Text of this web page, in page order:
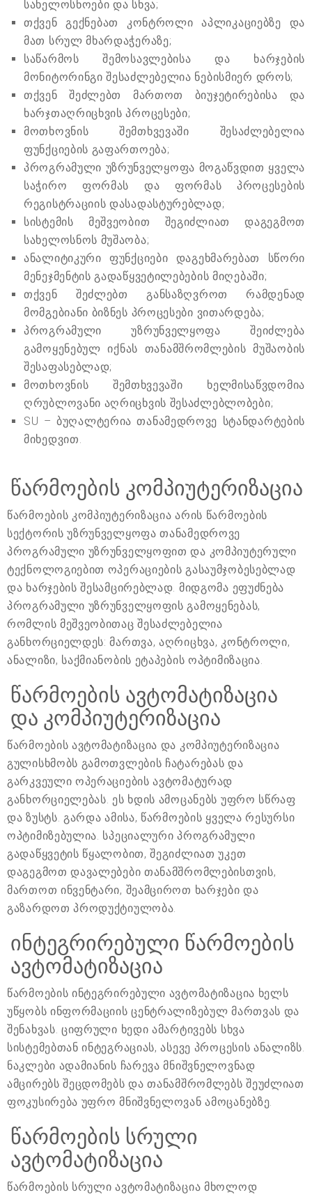
სახელოსნოები და სხვა;
თქვენ გექნებათ კონტროლი აპლიკაციებზე და
მათ სრულ მხარდაჭერაზე;
საწარმოს შემოსავლებისა და ხარჯების
მონიტორინგი შესაძლებელია ნებისმიერ დროს;
თქვენ შეძლებთ მართოთ ბიუჯეტირებისა და
ხარჯთაღრიცხვის პროცესები;
მოთხოვნის შემთხვევაში შესაძლებელია
ფუნქციების გაფართოება;
პროგრამული უზრუნველყოფა მოგაწვდით ყველა
საჭირო ფორმას და ფორმას პროცესების
რეგისტრაციის დასადასტურებლად;
სისტემის მეშვეობით შეგიძლიათ დაგეგმოთ
სახელოსნოს მუშაობა;
ანალიტიკური ფუნქციები დაგეხმარებათ სწორი
მენეჯმენტის გადაწყვეტილებების მიღებაში;
თქვენ შეძლებთ განსაზღვროთ რამდენად
მომგებიანი ბიზნეს პროცესები ვითარდება;
პროგრამული უზრუნველყოფა შეიძლება
გამოყენებულ იქნას თანამშრომლების მუშაობის
შესაფასებლად;
მოთხოვნის შემთხვევაში ხელმისაწვდომია
ღრუბლოვანი აღრიცხვის შესაძლებლობები;
SU – ბუღალტერია თანამედროვე სტანდარტების
მიხედვით.
წარმოების კომპიუტერიზაცია
წარმოების კომპიუტერიზაცია არის წარმოების
სექტორის უზრუნველყოფა თანამედროვე
პროგრამული უზრუნველყოფით და კომპიუტერული
ტექნოლოგიებით ოპერაციების გასაუმჯობესებლად
და ხარჯების შესამცირებლად. მიდგომა ეფუძნება
პროგრამული უზრუნველყოფის გამოყენებას,
რომლის მეშვეობითაც შესაძლებელია
განხორციელდეს: მართვა, აღრიცხვა, კონტროლი,
ანალიზი, საქმიანობის ეტაპების ოპტიმიზაცია.
წარმოების ავტომატიზაცია
და კომპიუტერიზაცია
წარმოების ავტომატიზაცია და კომპიუტერიზაცია
გულისხმობს გამოთვლების ჩატარებას და
გარკვეული ოპერაციების ავტომატურად
განხორციელებას. ეს ხდის ამოცანებს უფრო სწრაფ
და ზუსტს. გარდა ამისა, წარმოების ყველა რესურსი
ოპტიმიზებულია. სპეციალური პროგრამული
გადაწყვეტის წყალობით, შეგიძლიათ უკეთ
დაგეგმოთ დავალებები თანამშრომლებისთვის,
მართოთ ინვენტარი, შეამციროთ ხარჯები და
გაზარდოთ პროდუქტიულობა.
ინტეგრირებული წარმოების
ავტომატიზაცია
წარმოების ინტეგრირებული ავტომატიზაცია ხელს
უწყობს ინფორმაციის ცენტრალიზებულ მართვას და
შენახვას. ციფრული ხედი ამარტივებს სხვა
სისტემებთან ინტეგრაციას, ასევე პროცესის ანალიზს.
ნაკლები ადამიანის ჩარევა მნიშვნელოვნად
ამცირებს შეცდომებს და თანამშრომლებს შეუძლიათ
ფოკუსირება უფრო მნიშვნელოვან ამოცანებზე.
წარმოების სრული
ავტომატიზაცია
წარმოების სრული ავტომატიზაცია მხოლოდ